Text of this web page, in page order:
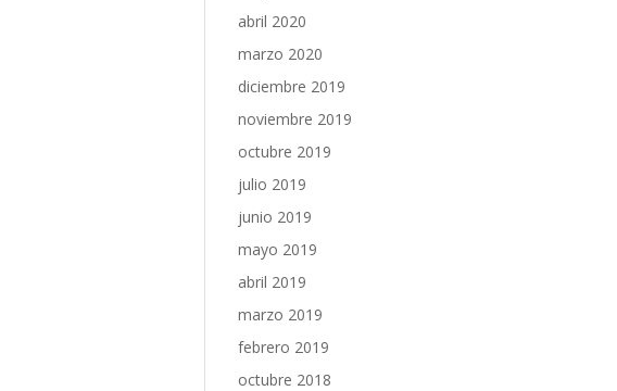
abril 2020
marzo 2020
diciembre 2019
noviembre 2019
octubre 2019
julio 2019
junio 2019
mayo 2019
abril 2019
marzo 2019
febrero 2019
octubre 2018